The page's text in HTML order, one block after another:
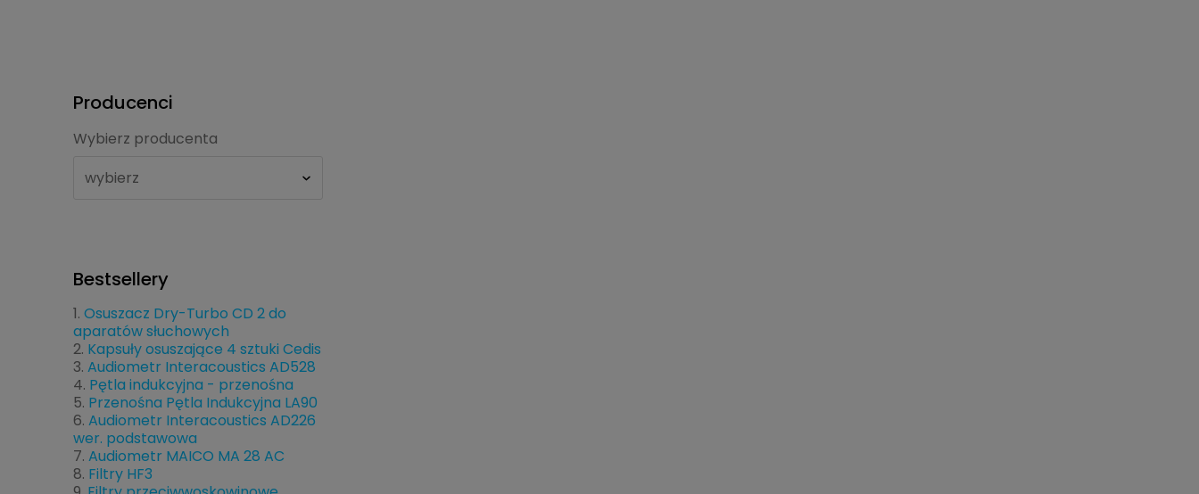
Producenci
Wybierz producenta
Bestsellery
Osuszacz Dry-Turbo CD 2 do
aparatów słuchowych
Kapsuły osuszające 4 sztuki Cedis
Audiometr Interacoustics AD528
Pętla indukcyjna - przenośna
Przenośna Pętla Indukcyjna LA90
Audiometr Interacoustics AD226
wer. podstawowa
Audiometr MAICO MA 28 AC
Filtry HF3